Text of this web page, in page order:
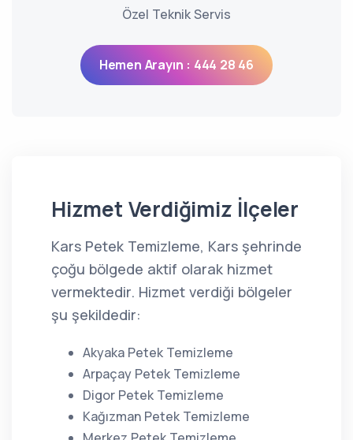
Özel Teknik Servis
Hemen Arayın : 444 28 46
Hizmet Verdiğimiz İlçeler
Kars Petek Temizleme, Kars şehrinde
çoğu bölgede aktif olarak hizmet
vermektedir. Hizmet verdiği bölgeler
şu şekildedir:
Akyaka Petek Temizleme
Arpaçay Petek Temizleme
Digor Petek Temizleme
Kağızman Petek Temizleme